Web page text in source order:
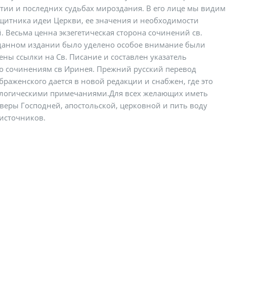
и последних судьбах мироздания. В его лице мы видим
идеи Церкви, ее значения и необходимости
ценна экзегетическая сторона сочинений св.
издании было уделено особое внимание были
ссылки на Св. Писание и составлен указатель
сочинениям св Иринея. Прежний русский перевод
дается в новой редакции и снабжен, где это
примечаниями.Для всех желающих иметь
Господней, апостольской, церковной и пить воду